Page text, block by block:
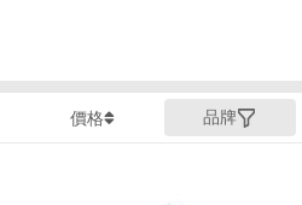
價格 品牌